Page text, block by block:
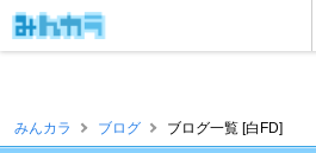
みんカラ ブログ ブログ一覧 [白FD]